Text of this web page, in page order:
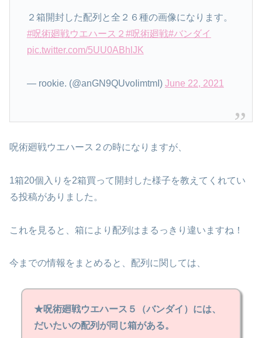
２箱開封した配列と全２６種の画像になります。
#呪術廻戦ウエハース２ #呪術廻戦#バンダイ
pic.twitter.com/5UU0ABhlJK
— rookie. (@anGN9QUvoIimtmI) June 22, 2021
呪術廻戦ウエハース２の時になりますが、
1箱20個入りを2箱買って開封した様子を教えてくれてい
る投稿がありました。
これを見ると、箱により配列はまるっきり違いますね！
今までの情報をまとめると、配列に関しては、
★呪術廻戦ウエハース５（バンダイ）には、
だいたいの配列が同じ箱がある。